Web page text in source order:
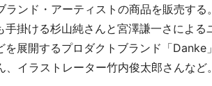
ランド・アーティストの商品を販売す
手掛ける杉山純さんと宮澤謙一さによ
を展開するプロダクトブランド「
、イラストレーター竹内俊太郎さんなど。